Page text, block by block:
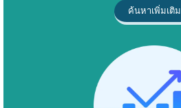
ค้นหาเพิ่มเติม